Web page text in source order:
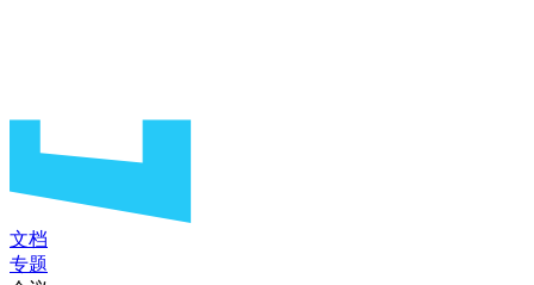
文档
专题